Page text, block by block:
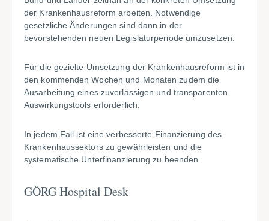
der Krankenhausreform arbeiten. Notwendige
gesetzliche Änderungen sind dann in der
bevorstehenden neuen Legislaturperiode umzusetzen.
Für die gezielte Umsetzung der Krankenhausreform ist in
den kommenden Wochen und Monaten zudem die
Ausarbeitung eines zuverlässigen und transparenten
Auswirkungstools erforderlich.
In jedem Fall ist eine verbesserte Finanzierung des
Krankenhaussektors zu gewährleisten und die
systematische Unterfinanzierung zu beenden.
GÖRG Hospital Desk